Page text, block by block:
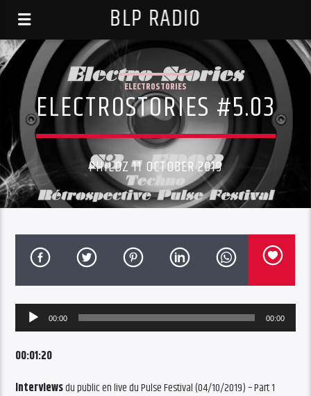
BLP RADIO
ELECTROSTORIES
ELECTROSTORIES #5.03
PHILDZ 11 OCTOBER 2019
Audio
Player
00:00 00:00
00:01:20
Interviewsdu public en live du Pulse Festival (04/10/2019) – Part 1